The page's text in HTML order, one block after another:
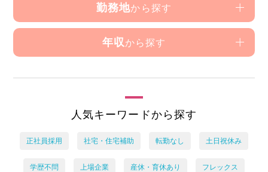
勤務地から探す
年収 から探す
人気キーワードから探す
正社員採用 社宅・住宅補助 転勤なし 土日祝休み
学歴不問 上場企業 産休・育休あり フレックス